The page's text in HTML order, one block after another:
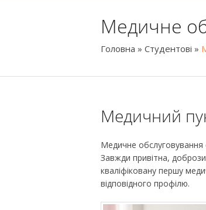
Медичне
Головна » Студентові »
Медичний
Медичне обслуговування
Завжди привітна,
кваліфіковану першу
відповідного профілю.